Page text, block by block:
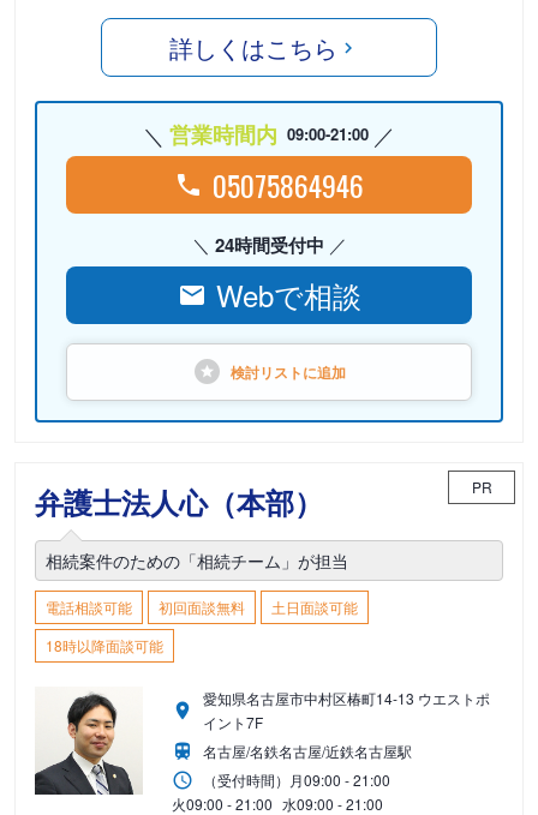
詳しくはこちら
営業時間内 09:00-21:00
05075864946
24時間受付中
Webで相談
検討リストに追加
弁護士法人心（本部） PR
相続案件のための「相続チーム」が担当
電話相談可能 初回面談無料
土日面談可能
18時以降面談可能
愛知県名古屋市中村区椿町14-13 ウエストポ
イント7F
名古屋/名鉄名古屋/近鉄名古屋駅
（受付時間） 月09:00 - 21:00
火09:00 - 21:00 水09:00 - 21:00